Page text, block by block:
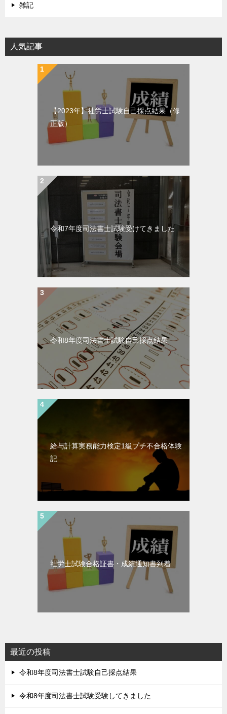
雑記
人気記事
【2023年】社労士試験自己採点結果（修
正版）
令和7年度司法書士試験受けてきました
令和8年度司法書士試験自己採点結果
給与計算実務能力検定1級プチ不合格体験
記
社労士試験合格証書・成績通知書到着
最近の投稿
令和8年度司法書士試験自己採点結果
令和8年度司法書士試験受験してきました